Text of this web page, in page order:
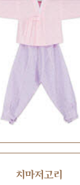
치마저고리